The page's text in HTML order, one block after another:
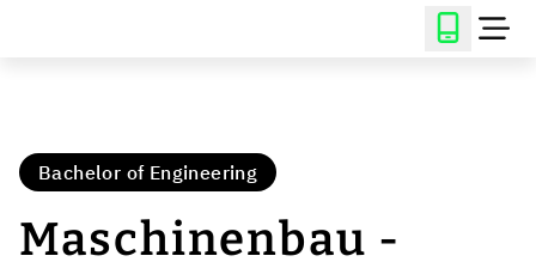
Bachelor of Engineering
Maschinenbau -